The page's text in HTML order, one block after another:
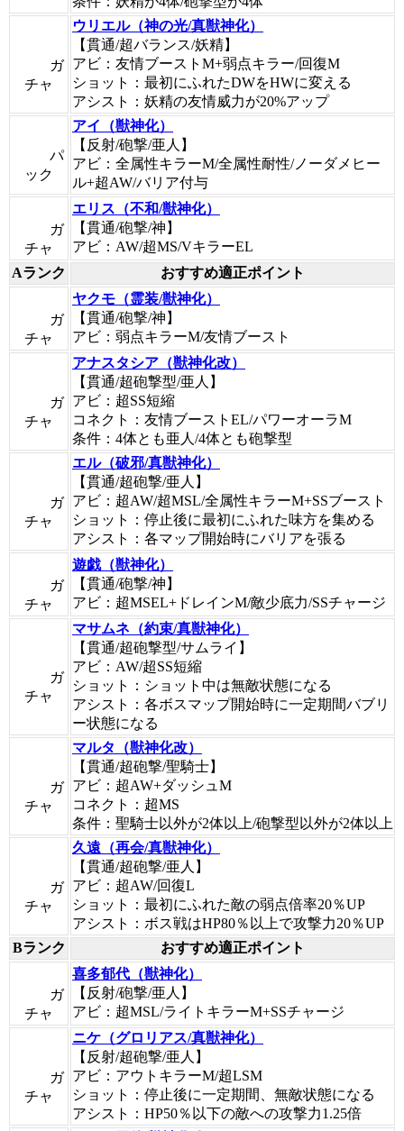
ガ
チャ
ウリエル（神の光/真獣神化）
【貫通/超バランス/妖精】
アビ：友情ブーストM+弱点キラー/回復M
ショット：最初にふれたDWをHWに変える
アシスト：妖精の友情威力が20%アップ
パ
ック
アイ（獣神化）
【反射/砲撃/亜人】
アビ：全属性キラーM/全属性耐性/ノーダメヒー
ル+超AW/バリア付与
ガ
チャ
エリス（不和/獣神化）
【貫通/砲撃/神】
アビ：AW/超MS/VキラーEL
Aランク
おすすめ適正ポイント
ガ
チャ
ヤクモ（霊装/獣神化）
【貫通/砲撃/神】
アビ：弱点キラーM/友情ブースト
ガ
チャ
アナスタシア（獣神化改）
【貫通/超砲撃型/亜人】
アビ：超SS短縮
コネクト：友情ブーストEL/パワーオーラM
条件：4体とも亜人/4体とも砲撃型
ガ
チャ
エル（破邪/真獣神化）
【貫通/超砲撃/亜人】
アビ：超AW/超MSL/全属性キラーM+SSブースト
ショット：停止後に最初にふれた味方を集める
アシスト：各マップ開始時にバリアを張る
ガ
チャ
遊戯（獣神化）
【貫通/砲撃/神】
アビ：超MSEL+ドレインM/敵少底力/SSチャージ
ガ
チャ
マサムネ（約束/真獣神化）
【貫通/超砲撃型/サムライ】
アビ：AW/超SS短縮
ショット：ショット中は無敵状態になる
アシスト：各ボスマップ開始時に一定期間バブリ
ー状態になる
ガ
チャ
マルタ（獣神化改）
【貫通/超砲撃/聖騎士】
アビ：超AW+ダッシュM
コネクト：超MS
条件：聖騎士以外が2体以上/砲撃型以外が2体以上
ガ
チャ
久遠（再会/真獣神化）
【貫通/超砲撃/亜人】
アビ：超AW/回復L
ショット：最初にふれた敵の弱点倍率20％UP
アシスト：ボス戦はHP80％以上で攻撃力20％UP
Bランク
おすすめ適正ポイント
ガ
チャ
喜多郁代（獣神化）
【反射/砲撃/亜人】
アビ：超MSL/ライトキラーM+SSチャージ
ガ
チャ
ニケ（グロリアス/真獣神化）
【反射/超砲撃/亜人】
アビ：アウトキラーM/超LSM
ショット：停止後に一定期間、無敵状態になる
アシスト：HP50％以下の敵への攻撃力1.25倍